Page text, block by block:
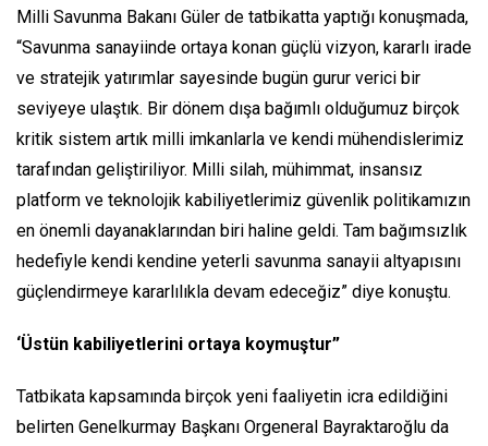
Milli Savunma Bakanı Güler de tatbikatta yaptığı konuşmada,
“Savunma sanayiinde ortaya konan güçlü vizyon, kararlı irade
ve stratejik yatırımlar sayesinde bugün gurur verici bir
seviyeye ulaştık. Bir dönem dışa bağımlı olduğumuz birçok
kritik sistem artık milli imkanlarla ve kendi mühendislerimiz
tarafından geliştiriliyor. Milli silah, mühimmat, insansız
platform ve teknolojik kabiliyetlerimiz güvenlik politikamızın
en önemli dayanaklarından biri haline geldi. Tam bağımsızlık
hedefiyle kendi kendine yeterli savunma sanayii altyapısını
güçlendirmeye kararlılıkla devam edeceğiz” diye konuştu.
‘Üstün kabiliyetlerini ortaya koymuştur”
Tatbikata kapsamında birçok yeni faaliyetin icra edildiğini
belirten Genelkurmay Başkanı Orgeneral Bayraktaroğlu da